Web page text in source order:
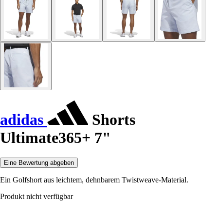
adidas
Shorts
Ultimate365+ 7"
Eine Bewertung abgeben
Ein Golfshort aus leichtem, dehnbarem Twistweave-Material.
Produkt nicht verfügbar